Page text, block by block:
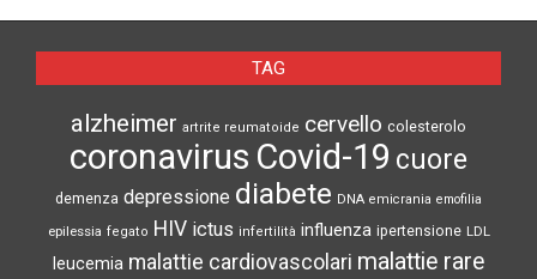
TAG
alzheimer artrite reumatoide cervello colesterolo
coronavirus Covid-19 cuore
demenza depressione diabete DNA emicrania emofilia
epilessia fegato HIV ictus infertilità influenza ipertensione LDL
leucemia malattie cardiovascolari malattie rare